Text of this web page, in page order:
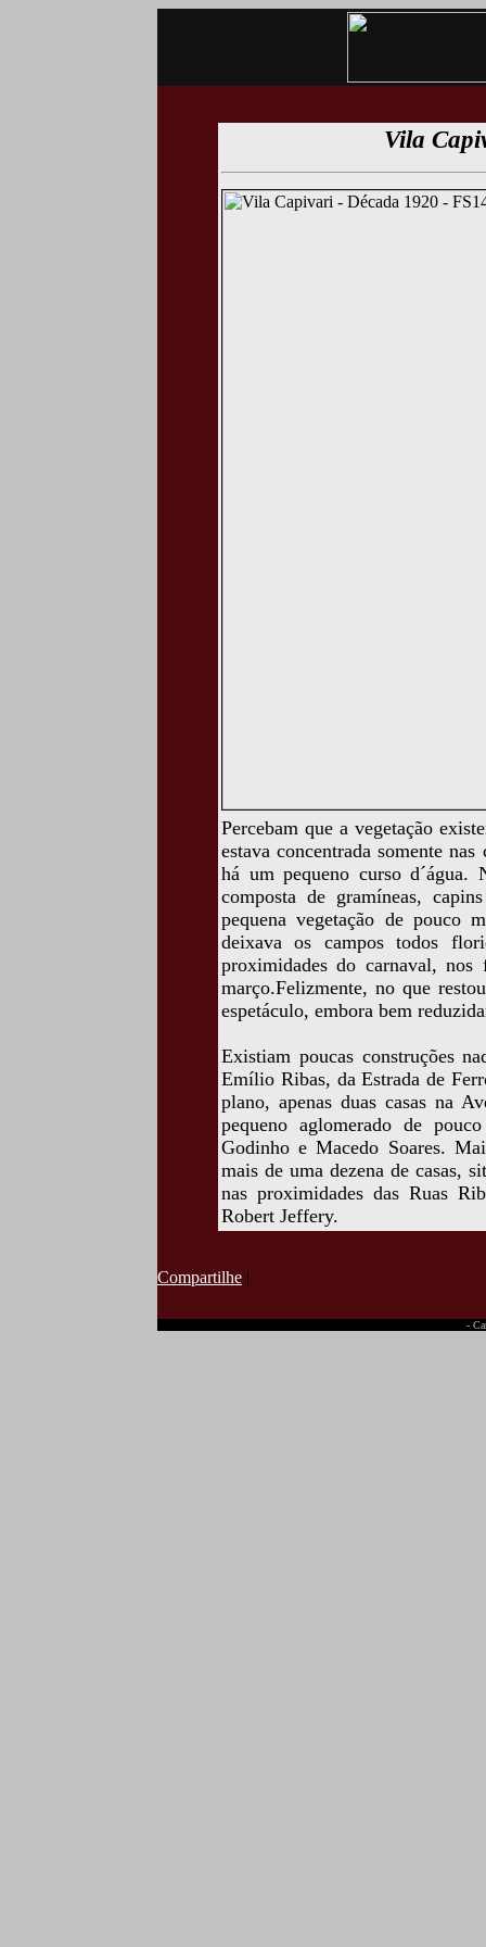
Vila
Percebam que a vegetação
estava concentrada somente
há um pequeno curso d´água.
composta de gramíneas,
pequena vegetação de pouco
deixava os campos todos
proximidades do carnaval,
março.Felizmente, no que
espetáculo, embora bem
Existiam poucas construções
Emílio Ribas, da Estrada de
plano, apenas duas casas na
pequeno aglomerado de
Godinho e Macedo Soares.
mais de uma dezena de casas,
nas proximidades das Ruas
Robert Jeffery.
Compartilhe |
-